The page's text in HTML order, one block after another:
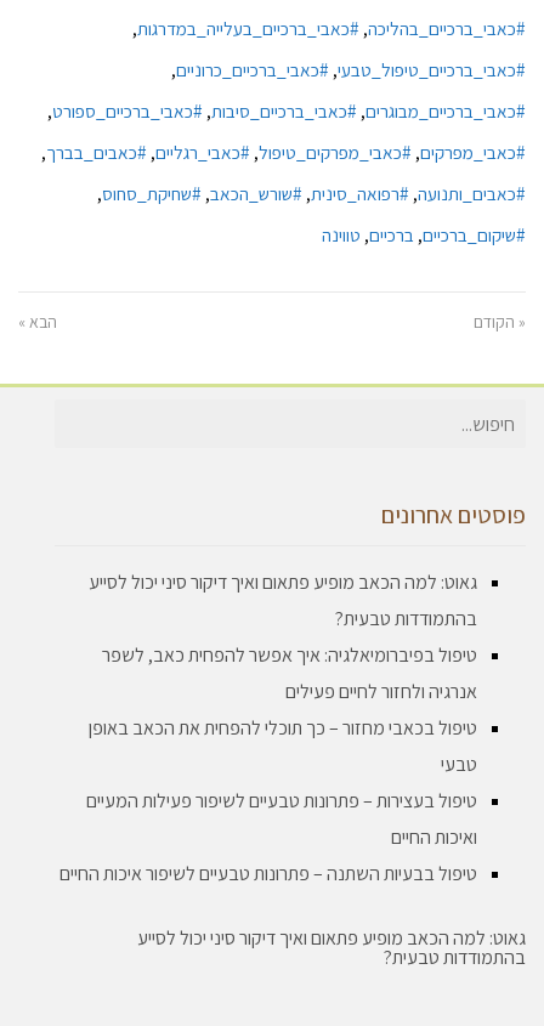
#כאבי_ברכיים_בהליכה, #כאבי_ברכיים_בעלייה_במדרגות,
#כאבי_ברכיים_טיפול_טבעי, #כאבי_ברכיים_כרוניים,
#כאבי_ברכיים_מבוגרים, #כאבי_ברכיים_סיבות, #כאבי_ברכיים_ספורט,
#כאבי_מפרקים, #כאבי_מפרקים_טיפול, #כאבי_רגליים, #כאבים_בברך,
#כאבים_ותנועה, #רפואה_סינית, #שורש_הכאב, #שחיקת_סחוס,
#שיקום_ברכיים, ברכיים, טווינה
« הקודם הבא »
חיפוש
פוסטים אחרונים
גאוט: למה הכאב מופיע פתאום ואיך דיקור סיני יכול לסייע
בהתמודדות טבעית?
טיפול בפיברומיאלגיה: איך אפשר להפחית כאב, לשפר
אנרגיה ולחזור לחיים פעילים
טיפול בכאבי מחזור – כך תוכלי להפחית את הכאב באופן
טבעי
טיפול בעצירות – פתרונות טבעיים לשיפור פעילות המעיים
ואיכות החיים
טיפול בבעיות השתנה – פתרונות טבעיים לשיפור איכות החיים
גאוט: למה הכאב מופיע פתאום ואיך דיקור סיני יכול לסייע
בהתמודדות טבעית?